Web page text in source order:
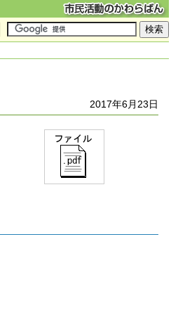
2017年6月23日